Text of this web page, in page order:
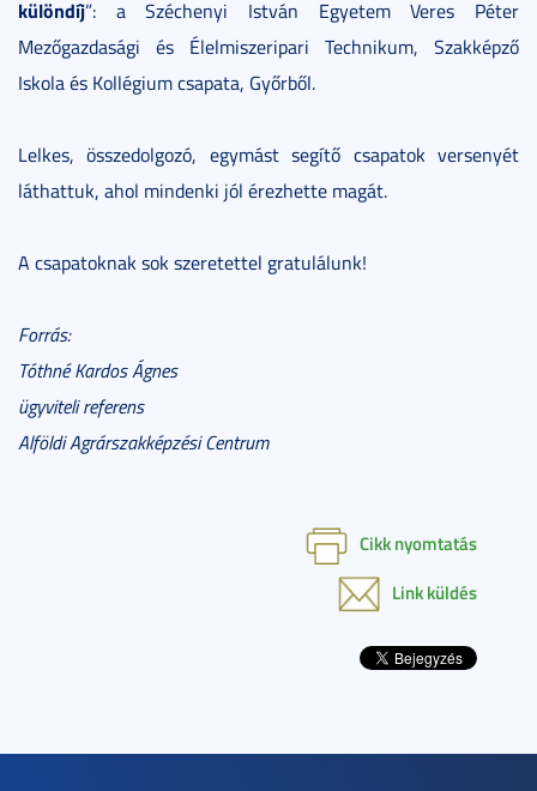
különdíj”: a Széchenyi István Egyetem Veres Péter
Mezőgazdasági és Élelmiszeripari Technikum, Szakképző
Iskola és Kollégium csapata, Győrből.
Lelkes, összedolgozó, egymást segítő csapatok versenyét
láthattuk, ahol mindenki jól érezhette magát.
A csapatoknak sok szeretettel gratulálunk!
Forrás:
Tóthné Kardos Ágnes
ügyviteli referens
Alföldi Agrárszakképzési Centrum
Cikk nyomtatás
Link küldés